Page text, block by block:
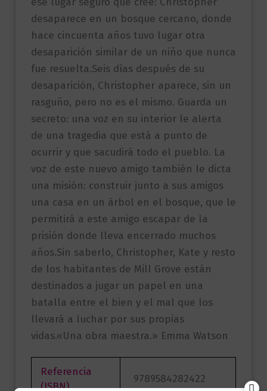
desaparece en un bosque cercano, donde
hace cincuenta años tuvo lugar otra
desaparición similar de un niño que nunca
fue resuelta.Seis días después de su
desaparición, Christopher aparece, sin un
rasguño, pero no es el mismo. Guarda un
secreto: una voz en su interior le alerta
de una tragedia que está a punto de
ocurrir y que sacudirá todo el pueblo. La
voz de este nuevo amigo también le dicta
una misión: construir junto a sus amigos
una casa en un árbol en el bosque, que le
permitirá a este amigo escapar de la
prisión donde lleva encerrado muchos
años.Sin saberlo, Christopher, Kate y resto
de los habitantes de Mill Grove están
destinados a jugar un papel en una
batalla entre el bien y el mal que los
llevará a luchar por sus propias
vidas.«Una obra maestra.» Emma Watson
Referencia
(ISBN)
9789584282422